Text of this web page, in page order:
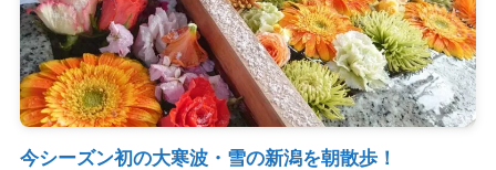
今シーズン初の大寒波・雪の新潟を朝散歩！